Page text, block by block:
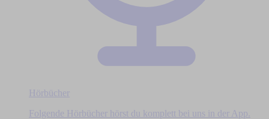
Hörbücher
Folgende Hörbücher hörst du komplett bei uns in der App.